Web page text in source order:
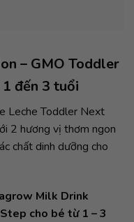
– GMO Toddler
đến 3 tuổi
Leche Toddler Next
2 hương vị thơm ngon
chất dinh dưỡng cho
Milk Drink
cho bé từ 1 – 3